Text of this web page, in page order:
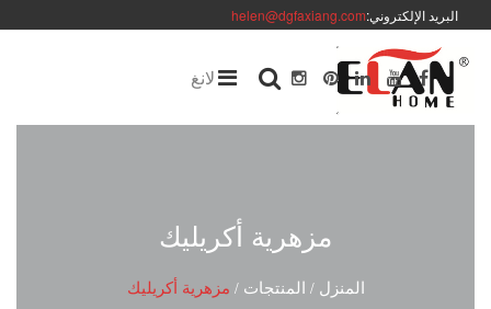
البريد الإلكتروني:helen@dgfaxiang.com
لانغ
مزهرية أكريليك
المنزل / المنتجات / مزهرية أكريليك